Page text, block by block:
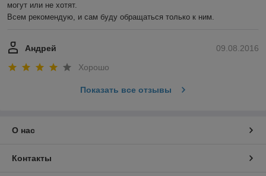
могут или не хотят.
Всем рекомендую, и сам буду обращаться только к ним.
09.08.2016
Андрей
Хорошо
Показать все отзывы
О нас
Контакты